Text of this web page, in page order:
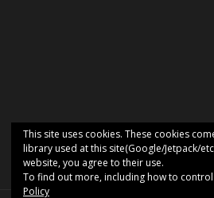
This site uses cookies. These cookies
library used at this site(Google/Jetpack/
website, you agree to their use.
To find out more, including how to
Policy